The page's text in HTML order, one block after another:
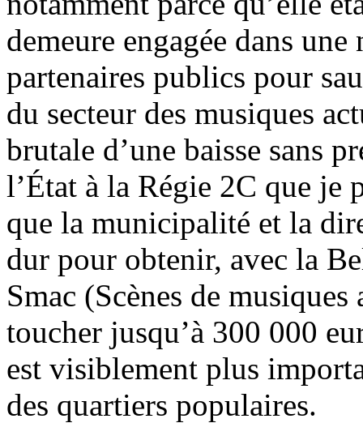
demeure engagée dans
partenaires publics pour
du secteur des musiques
brutale d’une baisse sans
l’État à la Régie 2C que je
que la municipalité et la
dur pour obtenir, avec la
Smac (Scènes de
toucher jusqu’à 300 000
est visiblement plus
des quartiers populaires.